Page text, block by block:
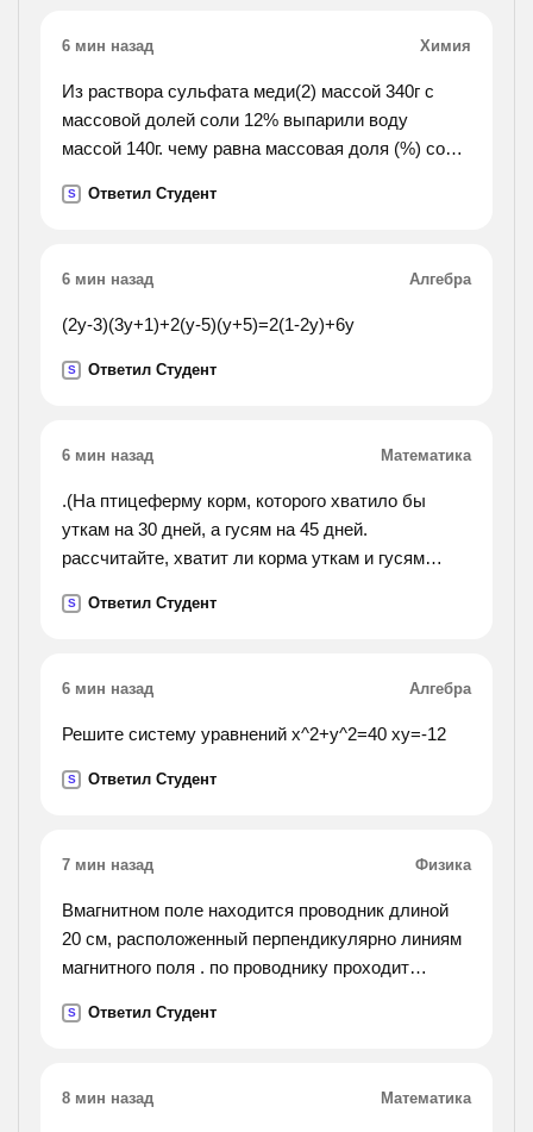
6 мин назад Химия
Из раствора сульфата меди(2) массой 340г с
массовой долей соли 12% выпарили воду
массой 140г. чему равна массовая доля (%) соли
S Ответил Студент
6 мин назад Алгебра
(2y-3)(3y+1)+2(y-5)(y+5)=2(1-2y)+6y
S Ответил Студент
6 мин назад Математика
.(На птицеферму корм, которого хватило бы
уткам на 30 дней, а гусям на 45 дней.
рассчитайте, хватит ли корма уткам и гусям
S Ответил Студент
6 мин назад Алгебра
Решите систему уравнений х^2+у^2=40 ху=-12
S Ответил Студент
7 мин назад Физика
Вмагнитном поле находится проводник длиной
20 см, расположенный перпендикулярно линиям
магнитного поля . по проводнику проходит
электромагнитная сила, если действующая на
S Ответил Студент
8 мин назад Математика